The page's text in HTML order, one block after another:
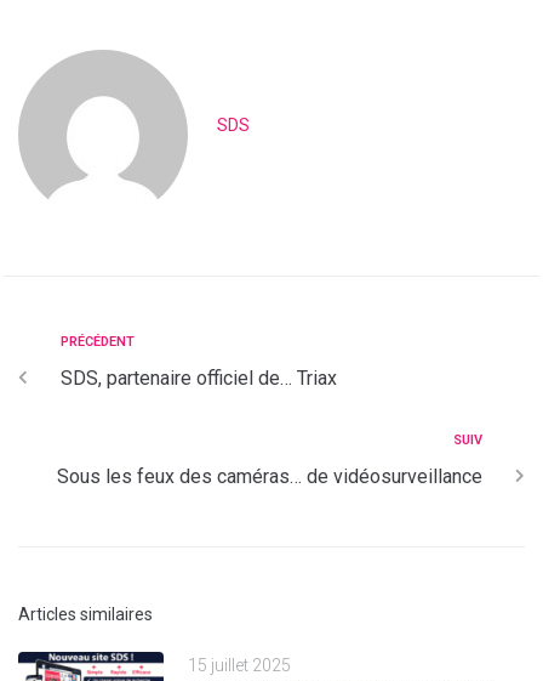
SDS
PRÉCÉDENT
SDS, partenaire officiel de… Triax
SUIV
Sous les feux des caméras… de vidéosurveillance
Articles similaires
15 juillet 2025